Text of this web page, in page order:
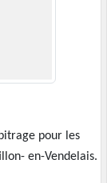
pour les
en-Vendelais.